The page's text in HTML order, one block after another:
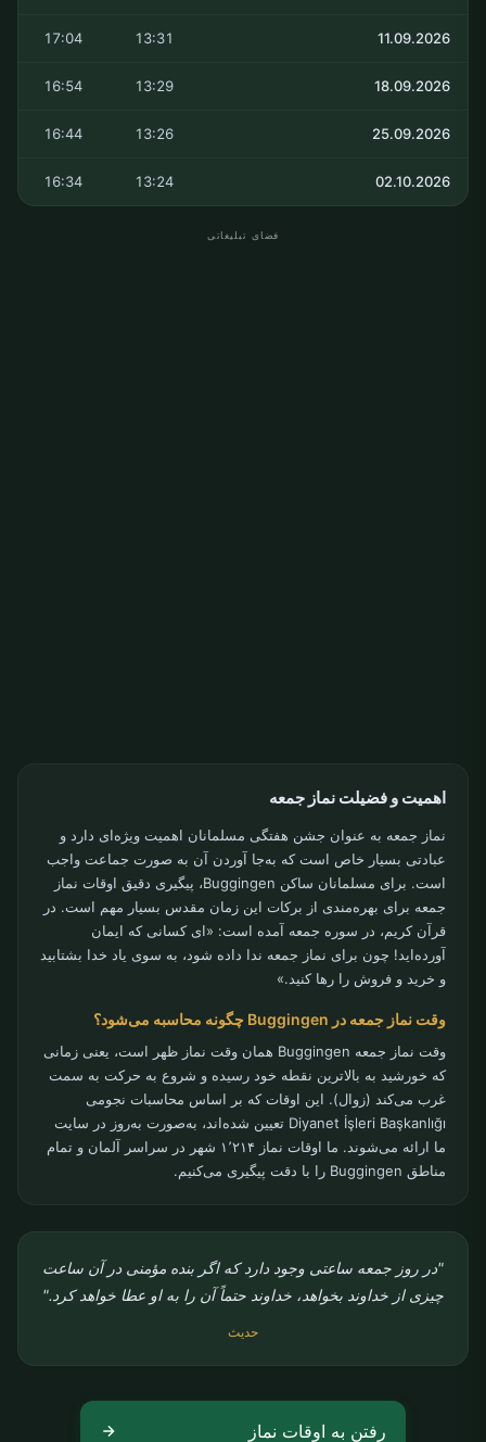
11.09.2026
13:31
17:04
18.09.2026
13:29
16:54
25.09.2026
13:26
16:44
02.10.2026
13:24
16:34
فضای تبلیغاتی
اهمیت و فضیلت نماز جمعه
نماز جمعه به عنوان جشن هفتگی مسلمانان اهمیت ویژه‌ای دارد و
عبادتی بسیار خاص است که به‌جا آوردن آن به صورت جماعت واجب
است. برای مسلمانان ساکن Buggingen، پیگیری دقیق اوقات نماز
جمعه برای بهره‌مندی از برکات این زمان مقدس بسیار مهم است. در
قرآن کریم، در سوره جمعه آمده است: «ای کسانی که ایمان
آورده‌اید! چون برای نماز جمعه ندا داده شود، به سوی یاد خدا بشتابید
و خرید و فروش را رها کنید.»
وقت نماز جمعه در Buggingen چگونه محاسبه می‌شود؟
وقت نماز جمعه Buggingen همان وقت نماز ظهر است، یعنی زمانی
که خورشید به بالاترین نقطه خود رسیده و شروع به حرکت به سمت
غرب می‌کند (زوال). این اوقات که بر اساس محاسبات نجومی
Diyanet İşleri Başkanlığı تعیین شده‌اند، به‌صورت به‌روز در سایت
ما ارائه می‌شوند. ما اوقات نماز ۱٬۲۱۴ شهر در سراسر آلمان و تمام
مناطق Buggingen را با دقت پیگیری می‌کنیم.
"در روز جمعه ساعتی وجود دارد که اگر بنده مؤمنی در آن ساعت
چیزی از خداوند بخواهد، خداوند حتماً آن را به او عطا خواهد کرد."
حدیث
رفتن به اوقات نماز